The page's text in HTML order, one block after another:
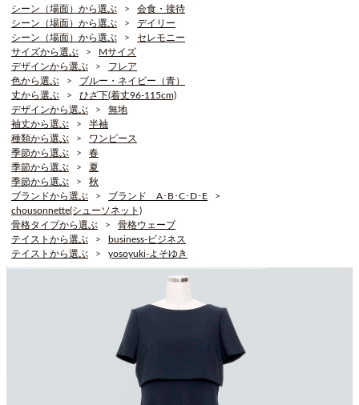
シーン（場面）から選ぶ
会食・接待
シーン（場面）から選ぶ
デイリー
シーン（場面）から選ぶ
セレモニー
サイズから選ぶ
Mサイズ
デザインから選ぶ
フレア
色から選ぶ
ブルー・ネイビー（青）
丈から選ぶ
ひざ下(着丈96-115cm)
デザインから選ぶ
無地
袖丈から選ぶ
半袖
種類から選ぶ
ワンピース
季節から選ぶ
春
季節から選ぶ
夏
季節から選ぶ
秋
ブランドから選ぶ
ブランド A･B･C･D･E
chousonnette(シューソネット)
骨格タイプから選ぶ
骨格ウェーブ
テイストから選ぶ
business-ビジネス
テイストから選ぶ
yosoyuki-よそゆき